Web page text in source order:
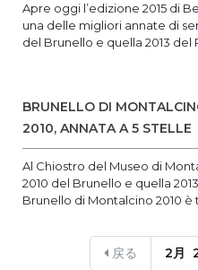
Apre oggi l’edizione 2015 di
una delle migliori annate di
del Brunello e quella 2013 del
BRUNELLO DI
2010, ANNATA A 5 STELLE
Al Chiostro del Museo di
2010 del Brunello e quella
Brunello di Montalcino 2010 è
戻る 2月